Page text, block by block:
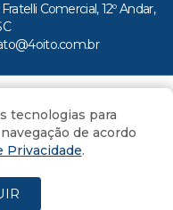
Comercial, 12º Andar,
ao Portal 4oito
tecnologias para
de acordo
Privacidade.